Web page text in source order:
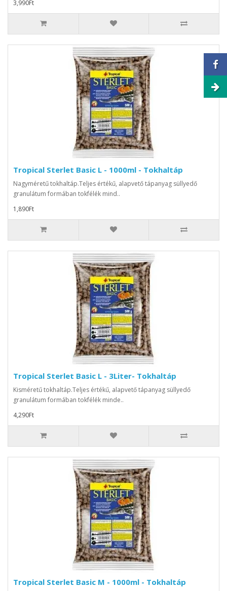
3,990Ft
Tropical Sterlet Basic L - 1000ml - Tokhaltáp
Nagyméretű tokhaltáp.Teljes értékű, alapvető tápanyag süllyedő
granulátum formában tokfélék mind..
1,890Ft
Tropical Sterlet Basic L - 3Liter- Tokhaltáp
Kisméretű tokhaltáp.Teljes értékű, alapvető tápanyag süllyedő
granulátum formában tokfélék minde..
4,290Ft
Tropical Sterlet Basic M - 1000ml - Tokhaltáp